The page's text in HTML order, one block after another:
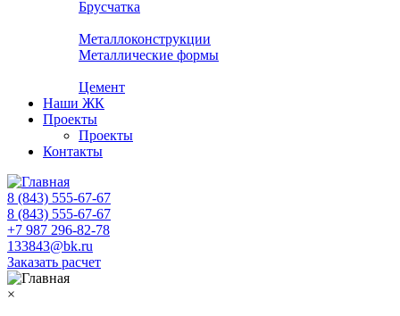
Брусчатка
Металлоконструкции
Металлические формы
Цемент
Наши ЖК
Проекты
Проекты
Контакты
8 (843) 555-67-67
8 (843) 555-67-67
+7 987 296-82-78
133843@bk.ru
Заказать расчет
×